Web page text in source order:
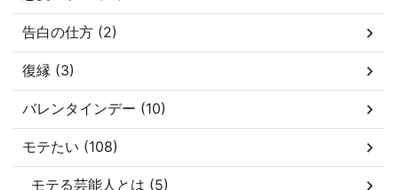
告白の仕方 (2)
復縁 (3)
バレンタインデー (10)
モテたい (108)
モテる芸能人とは (5)